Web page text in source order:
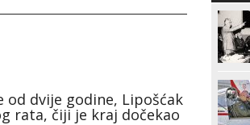
od dvije godine, Lipošćak
rata, čiji je kraj dočekao